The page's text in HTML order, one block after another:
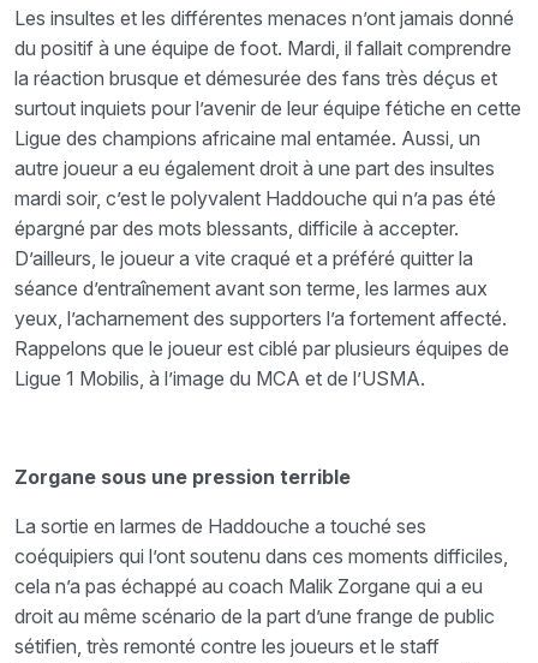
Les insultes et les différentes menaces n’ont jamais donné
du positif à une équipe de foot. Mardi, il fallait comprendre
la réaction brusque et démesurée des fans très déçus et
surtout inquiets pour l’avenir de leur équipe fétiche en cette
Ligue des champions africaine mal entamée. Aussi, un
autre joueur a eu également droit à une part des insultes
mardi soir, c’est le polyvalent Haddouche qui n’a pas été
épargné par des mots blessants, difficile à accepter.
D’ailleurs, le joueur a vite craqué et a préféré quitter la
séance d’entraînement avant son terme, les larmes aux
yeux, l’acharnement des supporters l’a fortement affecté.
Rappelons que le joueur est ciblé par plusieurs équipes de
Ligue 1 Mobilis, à l’image du MCA et de l’USMA.
Zorgane sous une pression terrible
La sortie en larmes de Haddouche a touché ses
coéquipiers qui l’ont soutenu dans ces moments difficiles,
cela n’a pas échappé au coach Malik Zorgane qui a eu
droit au même scénario de la part d’une frange de public
sétifien, très remonté contre les joueurs et le staff